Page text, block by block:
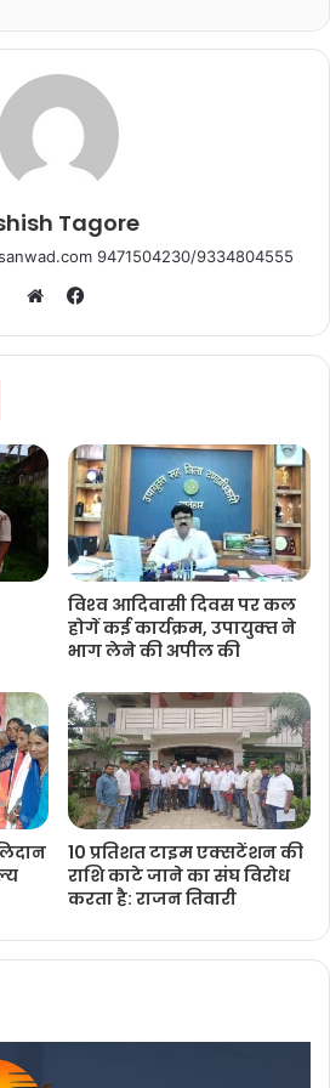
Tagore
9471504230/9334804555
Facebook
विश्‍व आदिवासी दिवस पर कल
होगें कई कार्यक्रम, उपायुक्‍त ने
भाग लेने की अपील की
10 प्रतिशत टाइम एक्सटेंशन की
राशि काटे जाने का संघ विरोध
करता है: राजन तिवारी